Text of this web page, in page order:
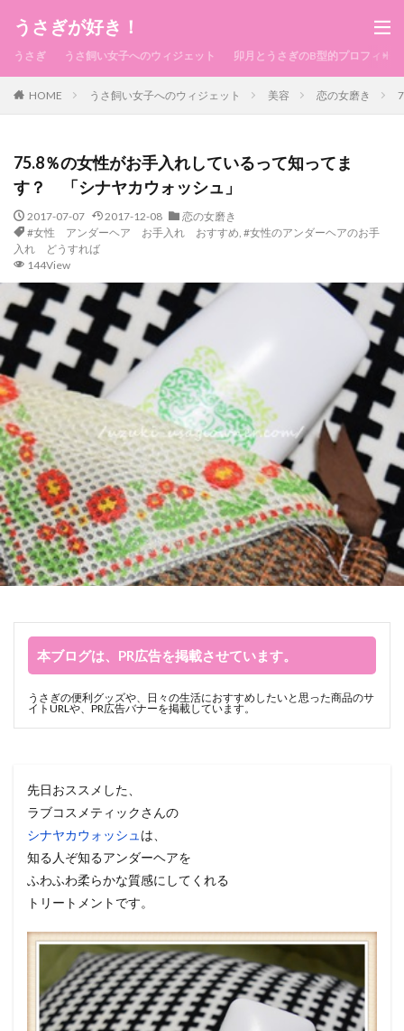
うさぎが好き！
うさぎ うさ飼い女子へのウィジェット 卯月とうさぎのB型的プロフィール
HOME うさ飼い女子へのウィジェット 美容 恋の女磨き
75.8％の女性がお手入れしているって知ってま
す？ 「シナヤカウォッシュ」
2017-07-07 2017-12-08
恋の女磨き
#女性 アンダーヘア お手入れ おすすめ, #女性のアンダーヘアのお手
入れ どうすれば
144View
本ブログは、PR広告を掲載させています。
うさぎの便利グッズや、日々の生活におすすめしたいと思った商品のサ
イトURLや、PR広告バナーを掲載しています。
先日おススメした、
ラブコスメティックさんの
シナヤカウォッシュ は、
知る人ぞ知るアンダーヘアを
ふわふわ柔らかな質感にしてくれる
トリートメントです。